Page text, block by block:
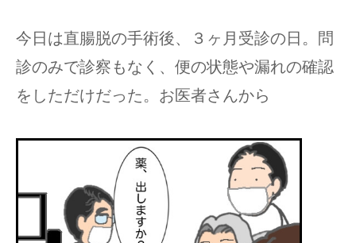
今日は直腸脱の手術後、３ヶ月受診の日。問
診のみで診察もなく、便の状態や漏れの確認
をしただけだった。お医者さんから